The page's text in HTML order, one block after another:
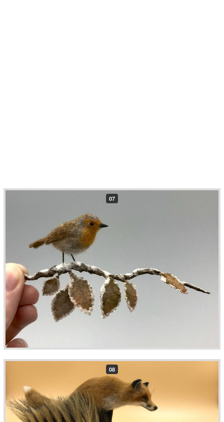
07
08